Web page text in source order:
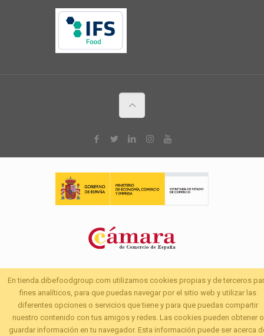
En tienda.dibefoodgroup.com utilizamos cookies propias y de terceros
fines analíticos, para que puedas navegar por el sitio web y utilizar las
diferentes opciones o servicios que tiene y para que puedas compartir
nuestro contenido con tus amigos y redes. Las cookies pueden obtener o
guardar información en tu navegador. Esta información puede ser acerca